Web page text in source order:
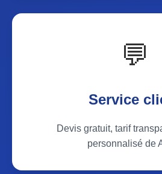
💬
Service
Devis gratuit, tarif
personnalisé de